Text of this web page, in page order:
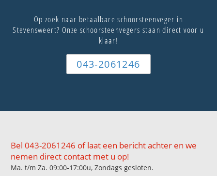
Op zoek naar betaalbare schoorsteenveger in
Stevensweert? Onze schoorsteenvegers staan direct voor u
klaar!
043-2061246
Bel 043-2061246 of laat een bericht achter en we
nemen direct contact met u op!
Ma. t/m Za. 09:00-17:00u, Zondags gesloten.